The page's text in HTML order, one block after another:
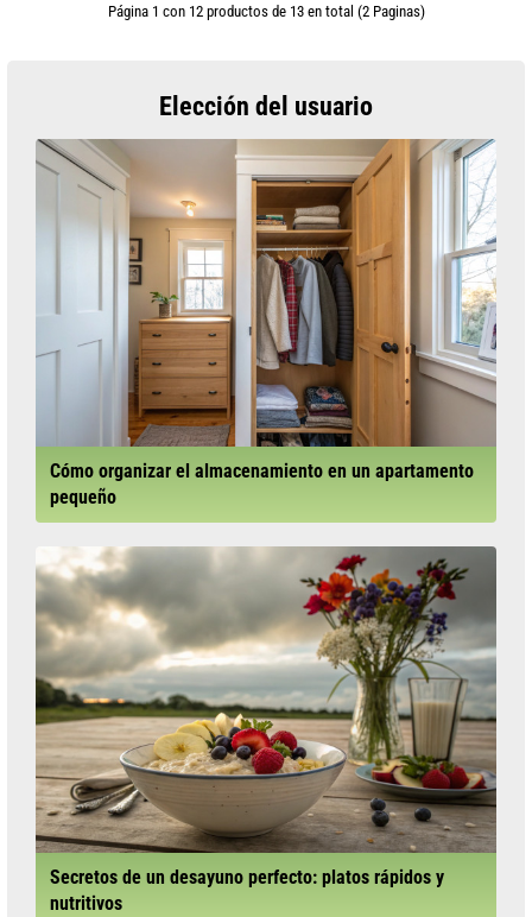
Página 1 con 12 productos de 13 en total (2 Paginas)
Elección del usuario
Cómo organizar el almacenamiento en un apartamento
pequeño
Secretos de un desayuno perfecto: platos rápidos y
nutritivos